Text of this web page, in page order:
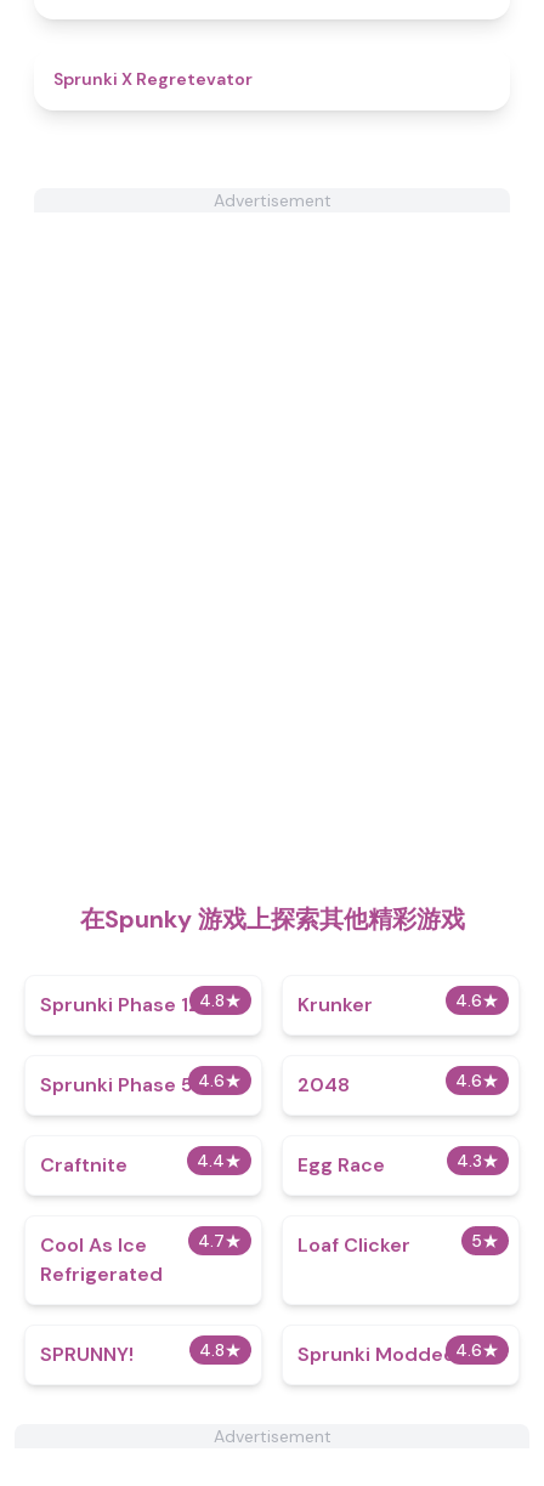
Sprunki X Regretevator
Advertisement
在Spunky 游戏上探索其他精彩游戏
4.8★
Sprunki Phase 12 4.6★
Krunker
4.6★
Sprunki Phase 5 V2 4.6★
2048
4.4★
Craftnite 4.3★
Egg Race
4.7★
Cool As Ice
Refrigerated
5★
Loaf Clicker
4.8★
SPRUNNY! 4.6★
Sprunki Modded
Advertisement